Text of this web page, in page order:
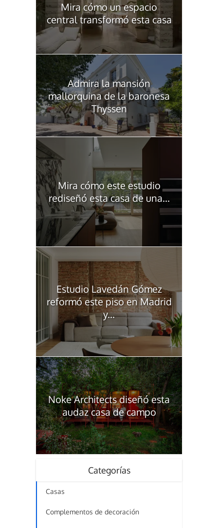
Mira cómo un espacio
central transformó esta casa
Admira la mansión
mallorquina de la baronesa
Thyssen
Mira cómo este estudio
rediseñó esta casa de una...
Estudio Lavedán Gómez
reformó este piso en Madrid
y...
Noke Architects diseñó esta
audaz casa de campo
Categorías
Casas
Complementos de decoración